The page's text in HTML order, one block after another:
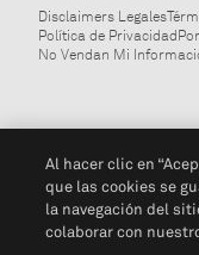
Disclaimers Legales
Política de Privacidad
No Vendan Mi
Al hacer clic en
que las cookies se
la navegación del
colaborar con